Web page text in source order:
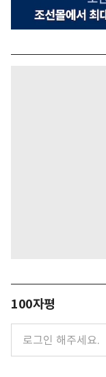
100자평